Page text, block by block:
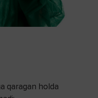
qaragan holda